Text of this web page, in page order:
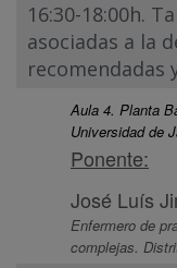
16:30-18:00h.
asociadas a la
recomendadas
Aula 4. Planta
Universidad de
Ponente:
José Luís
Enfermero de
complejas.